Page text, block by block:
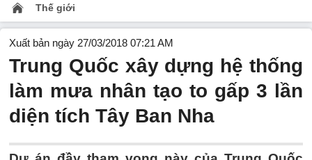
Thế giới
Xuất bản ngày 27/03/2018 07:21 AM
Trung Quốc xây dựng hệ thống
làm mưa nhân tạo to gấp 3 lần
diện tích Tây Ban Nha